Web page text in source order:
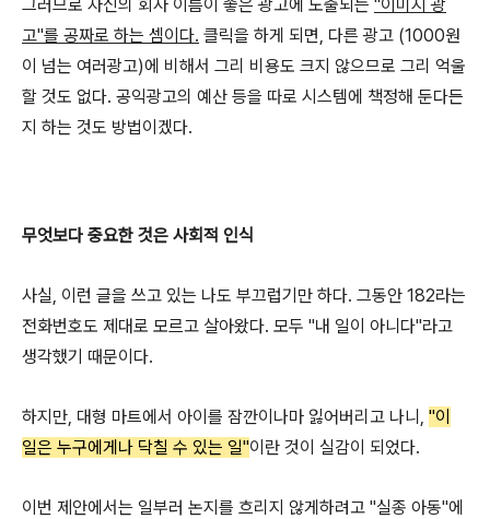
그러므로 자신의 회사 이름이 좋은 광고에 노출되는 "이미지 광
고"를 공짜로 하는 셈이다. 클릭을 하게 되면, 다른 광고 (1000원
이 넘는 여러광고)에 비해서 그리 비용도 크지 않으므로 그리 억울
할 것도 없다. 공익광고의 예산 등을 따로 시스템에 책정해 둔다든
지 하는 것도 방법이겠다.
무엇보다 중요한 것은 사회적 인식
사실, 이런 글을 쓰고 있는 나도 부끄럽기만 하다. 그동안 182라는
전화번호도 제대로 모르고 살아왔다. 모두 "내 일이 아니다"라고
생각했기 때문이다.
하지만, 대형 마트에서 아이를 잠깐이나마 잃어버리고 나니, "이
일은 누구에게나 닥칠 수 있는 일"이란 것이 실감이 되었다.
이번 제안에서는 일부러 논지를 흐리지 않게하려고 "실종 아동"에